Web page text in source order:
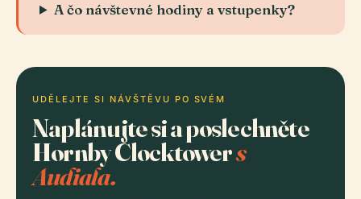
A čo návštevné hodiny a vstupenky?
UDĚLEJTE SI NÁVŠTĚVU PO SVÉM
Naplánujte si a poslechněte
Hornby Clocktowers
Audiala.